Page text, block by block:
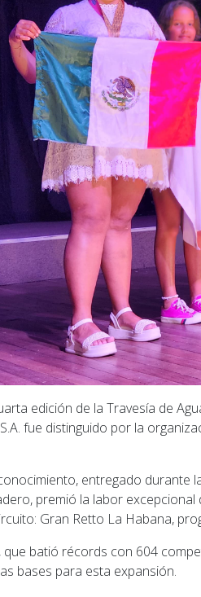
edición de la Travesía de
fue distinguido por la
entregado durante
premió la labor
Gran Retto La Habana,
que batió récords con 604
bases para esta expansión.